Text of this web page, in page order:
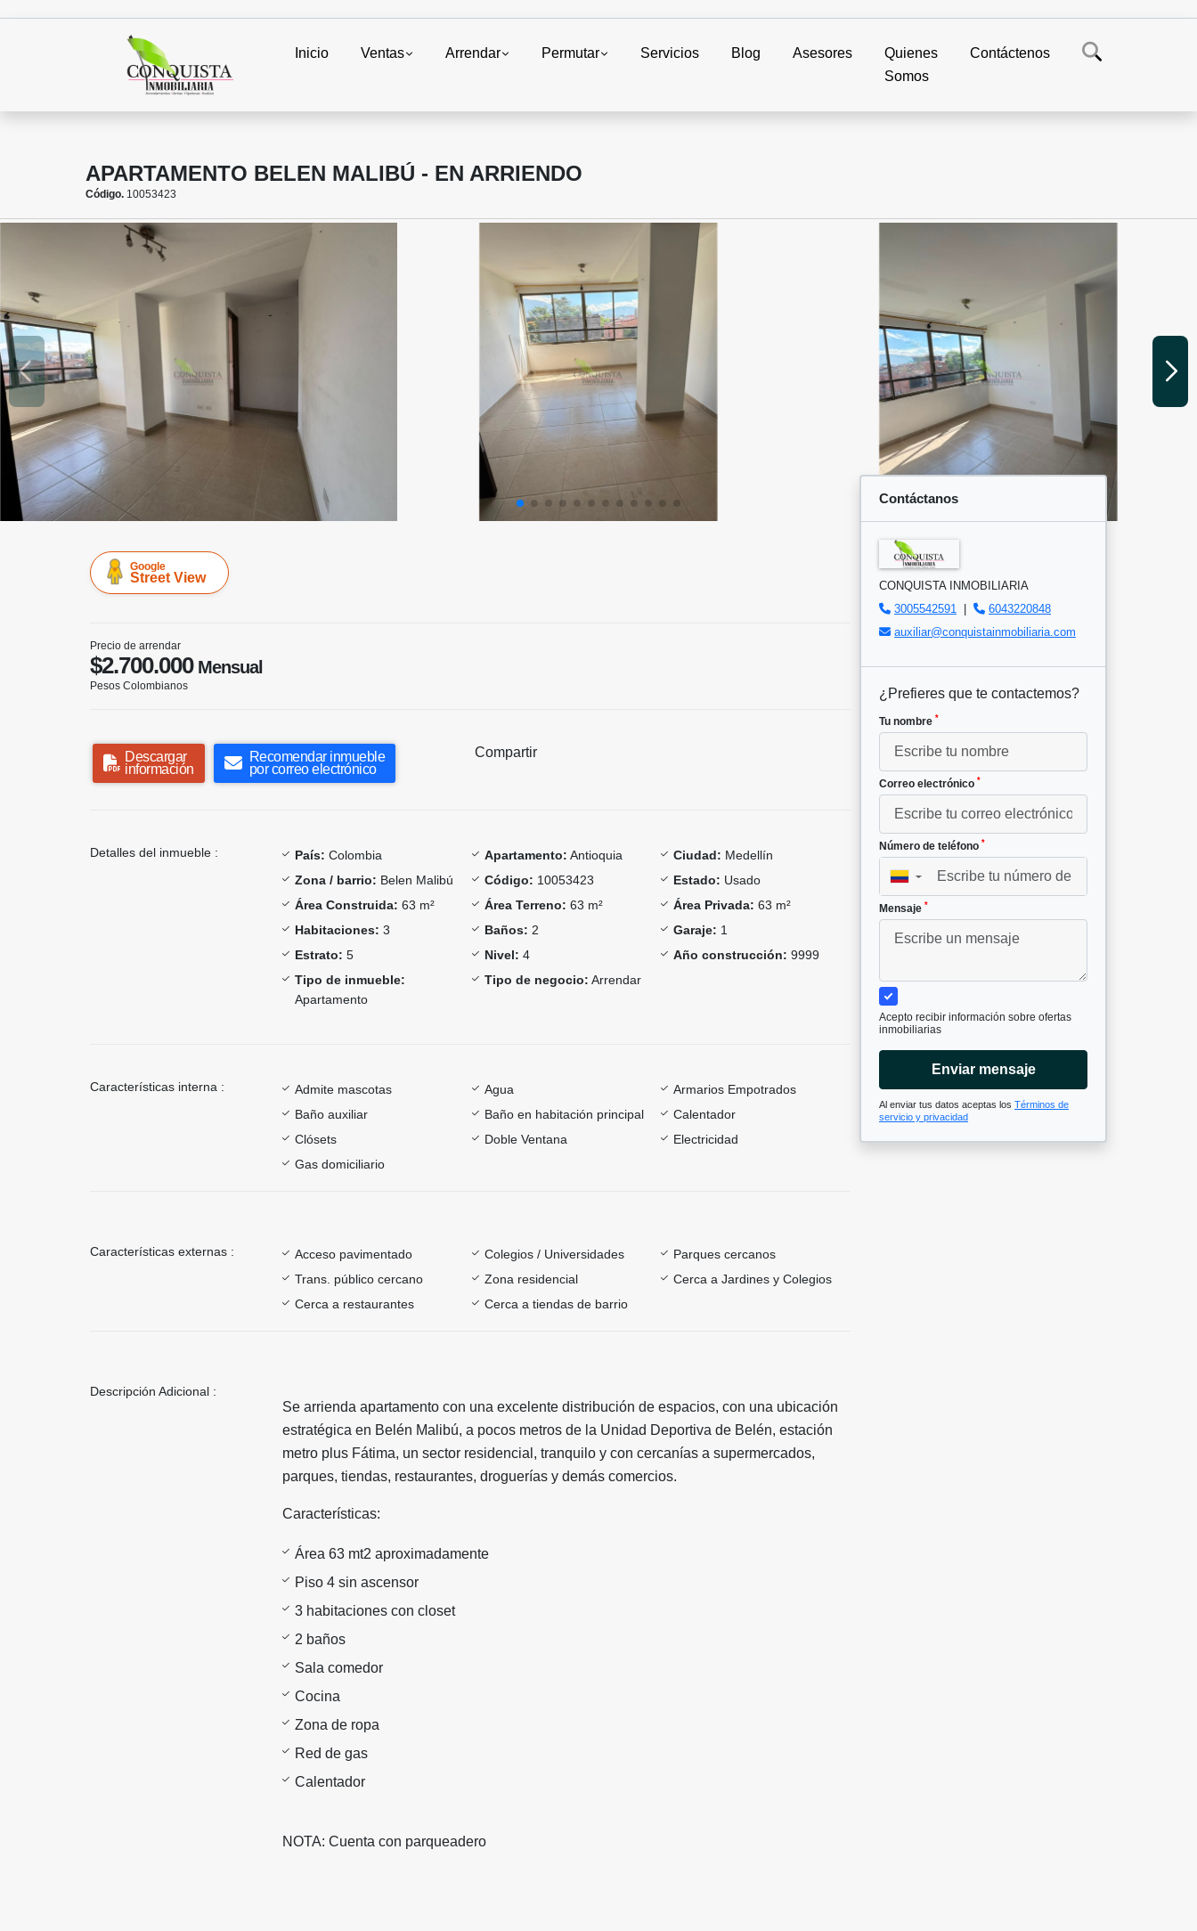
Inicio Ventas Arrendar Permutar Servicios Blog Asesores
Quienes
Somos
Contáctenos
APARTAMENTO BELEN MALIBÚ - EN ARRIENDO
Código. 10053423
Google
Street View
Precio de arrendar
$2.700.000Mensual
Pesos Colombianos
Descargar
información
Recomendar inmueble
por correo electrónico
Compartir
Detalles del inmueble : País: Colombia Apartamento: Antioquia Ciudad: Medellín
Zona / barrio: Belen Malibú Código: 10053423 Estado: Usado
Área Construida: 63 m² Área Terreno: 63 m² Área Privada: 63 m²
Habitaciones: 3 Baños: 2 Garaje: 1
Estrato: 5 Nivel: 4 Año construcción: 9999
Tipo de inmueble:
Apartamento
Tipo de negocio: Arrendar
Características interna : Admite mascotas Agua
Armarios Empotrados
Baño auxiliar
Baño en habitación principal
Calentador
Clósets
Doble Ventana
Electricidad
Gas domiciliario
Características externas : Acceso pavimentado Colegios / Universidades
Parques cercanos
Trans. público cercano
Zona residencial
Cerca a Jardines y Colegios
Cerca a restaurantes
Cerca a tiendas de barrio
Descripción Adicional :
Se arrienda apartamento con una excelente distribución de espacios, con una ubicación
estratégica en Belén Malibú, a pocos metros de la Unidad Deportiva de Belén, estación
metro plus Fátima, un sector residencial, tranquilo y con cercanías a supermercados,
parques, tiendas, restaurantes, droguerías y demás comercios.
Características:
Área 63 mt2 aproximadamente
Piso 4 sin ascensor
3 habitaciones con closet
2 baños
Sala comedor
Cocina
Zona de ropa
Red de gas
Calentador
NOTA: Cuenta con parqueadero
Contáctanos
CONQUISTA INMOBILIARIA
3005542591
6043220848
auxiliar@conquistainmobiliaria.com
¿Prefieres que te contactemos?
Tu nombre *
Correo electrónico *
Número de teléfono *
▼
Mensaje *
Acepto recibir información sobre ofertas
inmobiliarias
Enviar mensaje
Al enviar tus datos aceptas los Términos de
servicio y privacidad